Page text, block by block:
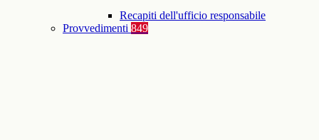
Recapiti dell'ufficio responsabile
Provvedimenti 849